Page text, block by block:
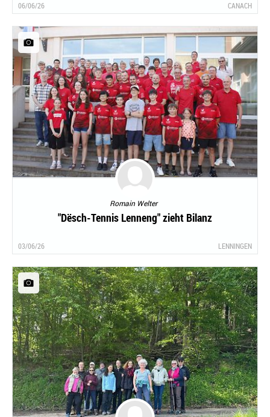
06/06/26 CANACH
Romain Welter
"Dësch-Tennis Lenneng" zieht Bilanz
03/06/26 LENNINGEN